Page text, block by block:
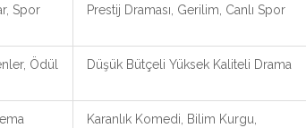
Spor
Prestij Draması, Gerilim, Canlı Spor
Ödül
Düşük Bütçeli Yüksek Kaliteli Drama
Karanlık Komedi, Bilim Kurgu,